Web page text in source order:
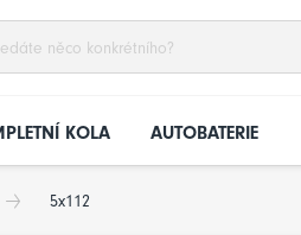
KOLA AUTOBATERIE
5x112